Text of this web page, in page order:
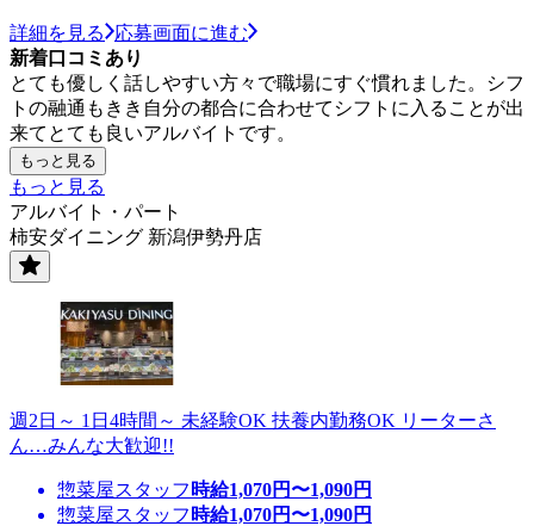
詳細を見る
応募画面に進む
新着口コミあり
とても優しく話しやすい方々で職場にすぐ慣れました。シフ
トの融通もきき自分の都合に合わせてシフトに入ることが出
来てとても良いアルバイトです。
もっと見る
もっと見る
アルバイト・パート
柿安ダイニング 新潟伊勢丹店
週2日～ 1日4時間～ 未経験OK 扶養内勤務OK リーターさ
ん…みんな大歓迎!!
惣菜屋スタッフ 時給1,070円〜1,090円
惣菜屋スタッフ 時給1,070円〜1,090円